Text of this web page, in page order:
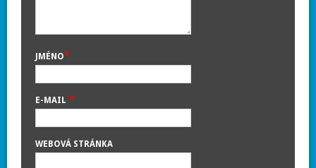
JMÉNO*
E-MAIL *
WEBOVÁ STRÁNKA